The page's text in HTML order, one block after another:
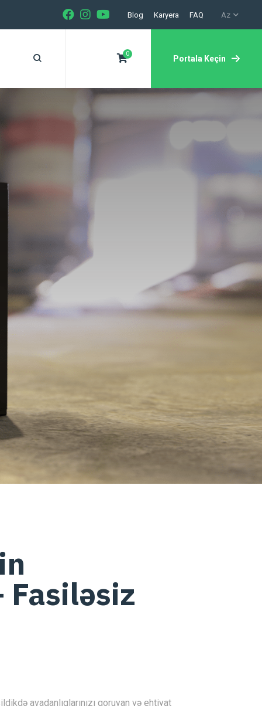
Blog Karyera FAQ Az
0
Portala Keçin
Fasiləsiz
avadanlıqlarınızı qoruyan və ehtiyat